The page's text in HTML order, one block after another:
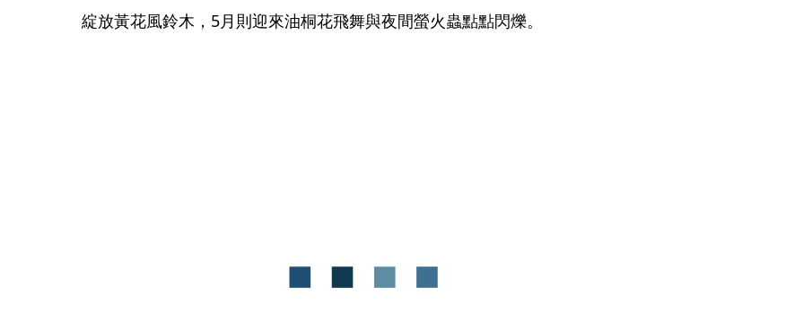
綻放黃花風鈴木，5月則迎來油桐花飛舞與夜間螢火蟲點點閃爍。